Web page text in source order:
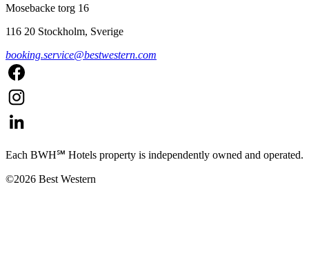
Mosebacke torg 16
116 20 Stockholm, Sverige
booking.service@bestwestern.com
Each BWH℠ Hotels property is independently owned and operated.
©2026 Best Western